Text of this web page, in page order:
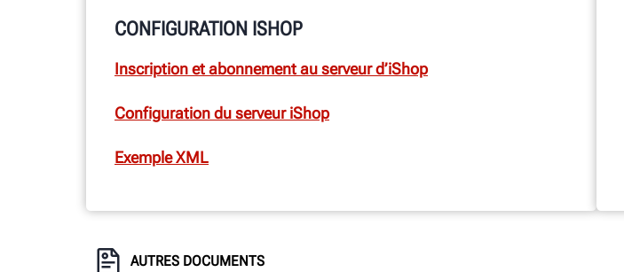
CONFIGURATION ISHOP
Inscription et abonnement au serveur d’iShop
Configuration du serveur iShop
Exemple XML
AUTRES DOCUMENTS